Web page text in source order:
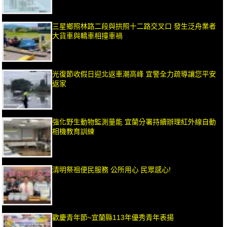
三星鄉照林路二段與拱照十二路交叉口 發生泛舟業者
大貨車與轎車相撞車禍
光復節收假日迎北返車潮高峰 宜警全力疏導讓您平安
返家
強化野生動物監測量能 宜蘭分署持續辦理紅外線自動
相機教育訓練
清明祭祖便民服務 公所用心 民眾感心!
歡慶青年節~宜蘭縣113年優秀青年表揚